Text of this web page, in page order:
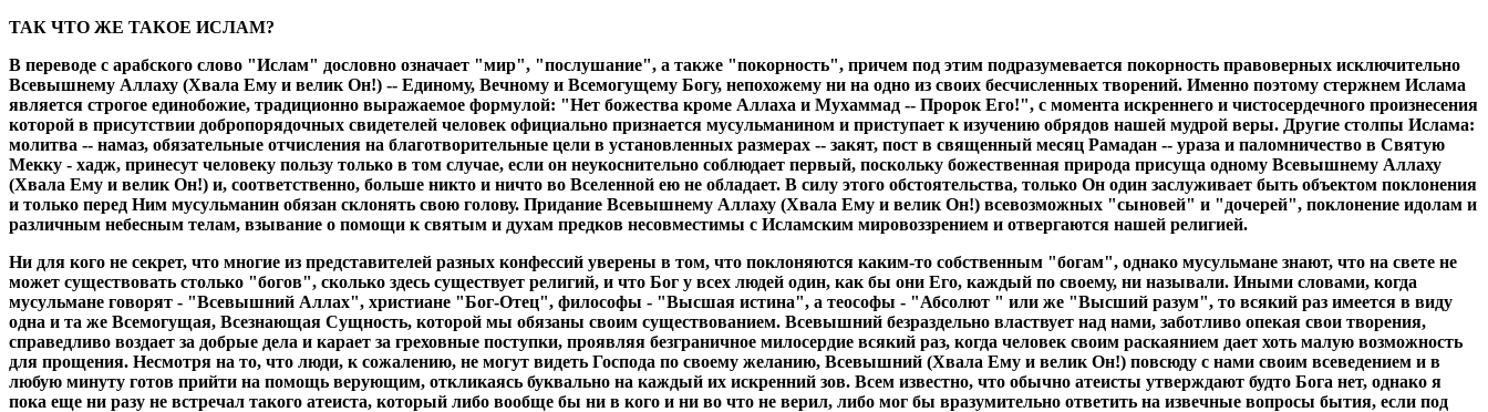
ТАК ЧТО ЖЕ ТАКОЕ ИСЛАМ?
В переводе с арабского слово "Ислам" дословно означает "мир", "послушание", а также "покорность", причем под этим подразумевается покорность правоверных исключительно
Всевышнему Аллаху (Хвала Ему и велик Он!) -- Единому, Вечному и Всемогущему Богу, непохожему ни на одно из своих бесчисленных творений. Именно поэтому стержнем Ислама
является строгое единобожие, традиционно выражаемое формулой: "Нет божества кроме Аллаха и Мухаммад -- Пророк Его!", с момента искреннего и чистосердечного произнесения
которой в присутствии добропорядочных свидетелей человек официально признается мусульманином и приступает к изучению обрядов нашей мудрой веры. Другие столпы Ислама:
молитва -- намаз, обязательные отчисления на благотворительные цели в установленных размерах -- закят, пост в священный месяц Рамадан -- ураза и паломничество в Святую
Мекку - хадж, принесут человеку пользу только в том случае, если он неукоснительно соблюдает первый, поскольку божественная природа присуща одному Всевышнему Аллаху
(Хвала Ему и велик Он!) и, соответственно, больше никто и ничто во Вселенной ею не обладает. В силу этого обстоятельства, только Он один заслуживает быть объектом поклонения
и только перед Ним мусульманин обязан склонять свою голову. Придание Всевышнему Аллаху (Хвала Ему и велик Он!) всевозможных "сыновей" и "дочерей", поклонение идолам и
различным небесным телам, взывание о помощи к святым и духам предков несовместимы с Исламским мировоззрением и отвергаются нашей религией.
Ни для кого не секрет, что многие из представителей разных конфессий уверены в том, что поклоняются каким-то собственным "богам", однако мусульмане знают, что на свете не
может существовать столько "богов", сколько здесь существует религий, и что Бог у всех людей один, как бы они Его, каждый по своему, ни называли. Иными словами, когда
мусульмане говорят - "Всевышний Аллах", христиане "Бог-Отец", философы - "Высшая истина", а теософы - "Абсолют " или же "Высший разум", то всякий раз имеется в виду
одна и та же Всемогущая, Всезнающая Сущность, которой мы обязаны своим существованием. Всевышний безраздельно властвует над нами, заботливо опекая свои творения,
справедливо воздает за добрые дела и карает за греховные поступки, проявляя безграничное милосердие всякий раз, когда человек своим раскаянием дает хоть малую возможность
для прощения. Несмотря на то, что люди, к сожалению, не могут видеть Господа по своему желанию, Всевышний (Хвала Ему и велик Он!) повсюду с нами своим всеведением и в
любую минуту готов прийти на помощь верующим, откликаясь буквально на каждый их искренний зов. Всем известно, что обычно атеисты утверждают будто Бога нет, однако я
пока еще ни разу не встречал такого атеиста, который либо вообще бы ни в кого и ни во что не верил, либо мог бы вразумительно ответить на извечные вопросы бытия, если под